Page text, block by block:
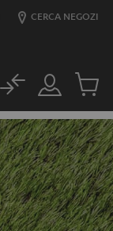
CERCA NEGOZI
Il
mio
account
No
Prodotti
nel
carrello